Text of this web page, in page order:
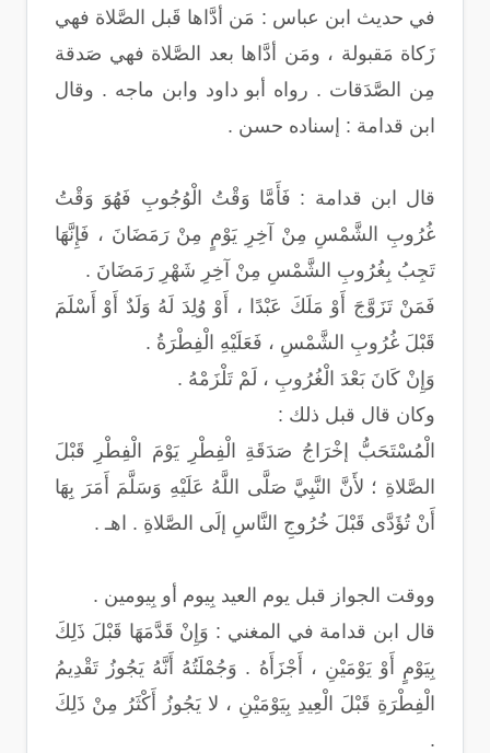
في حديث ابن عباس : مَن أدَّاها قَبل الصَّلاة فهي
زَكاة مَقبولة ، ومَن أدَّاها بعد الصَّلاة فهي صَدقة
مِن الصَّدَقات . رواه أبو داود وابن ماجه . وقال
ابن قدامة : إسناده حسن .
قال ابن قدامة : فَأَمَّا وَقْتُ الْوُجُوبِ فَهُوَ وَقْتُ
غُرُوبِ الشَّمْسِ مِنْ آخِرِ يَوْمٍ مِنْ رَمَضَانَ ، فَإِنَّهَا
تَجِبُ بِغُرُوبِ الشَّمْسِ مِنْ آخِرِ شَهْرِ رَمَضَانَ .
فَمَنْ تَزَوَّجَ أَوْ مَلَكَ عَبْدًا ، أَوْ وُلِدَ لَهُ وَلَدٌ أَوْ أَسْلَمَ
قَبْلَ غُرُوبِ الشَّمْسِ ، فَعَلَيْهِ الْفِطْرَةُ .
وَإِنْ كَانَ بَعْدَ الْغُرُوبِ ، لَمْ تَلْزَمْهُ .
وكان قال قبل ذلك :
الْمُسْتَحَبُّ إخْرَاجُ صَدَقَةِ الْفِطْرِ يَوْمَ الْفِطْرِ قَبْلَ
الصَّلاةِ ؛ لأَنَّ النَّبِيَّ صَلَّى اللَّهُ عَلَيْهِ وَسَلَّمَ أَمَرَ بِهَا
أَنْ تُؤَدَّى قَبْلَ خُرُوجِ النَّاسِ إلَى الصَّلاةِ . اهـ .
ووقت الجواز قبل يوم العيد بِيوم أو بِيومين .
قال ابن قدامة في المغني : وَإِنْ قَدَّمَهَا قَبْلَ ذَلِكَ
بِيَوْمٍ أَوْ يَوْمَيْنِ ، أَجْزَأَهُ . وَجُمْلَتُهُ أَنَّهُ يَجُوزُ تَقْدِيمُ
الْفِطْرَةِ قَبْلَ الْعِيدِ بِيَوْمَيْنِ ، لا يَجُوزُ أَكْثَرُ مِنْ ذَلِكَ
.